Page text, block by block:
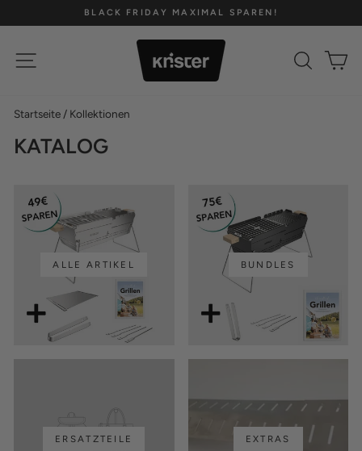
Pause
Diashow
BLACK FRIDAY MAXIMAL SPAREN!
SEITENNAVIGATION
Startseite / Kollektionen
KATALOG
ALLE ARTIKEL BUNDLES
ERSATZTEILE EXTRAS